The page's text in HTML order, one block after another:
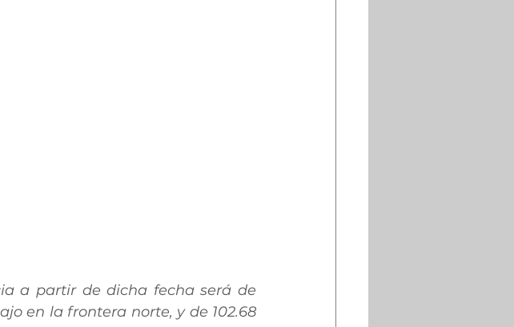
a partir de dicha fecha será de
en la frontera norte, y de 102.68